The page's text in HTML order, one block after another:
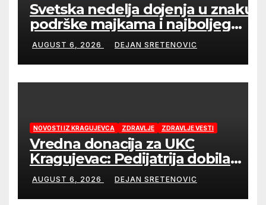
Svetska nedelja dojenja u znaku
podrške majkama i najboljeg
početka života
AUGUST 6, 2026 DEJAN SRETENOVIC
NOVOSTI IZ KRAGUJEVCA ZDRAVLJE ZDRAVLJE VESTI
Vredna donacija za UKC
Kragujevac: Pedijatrija dobila
mobilni rendgen i mikroskop
vredne 9,6 miliona dinara
AUGUST 6, 2026 DEJAN SRETENOVIC